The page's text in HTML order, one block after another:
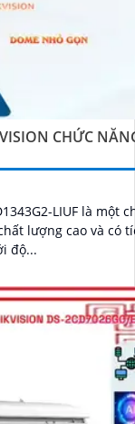
CHỨC
LIUF là một
lượng cao và có
(Power Over Ethernet). Với độ...